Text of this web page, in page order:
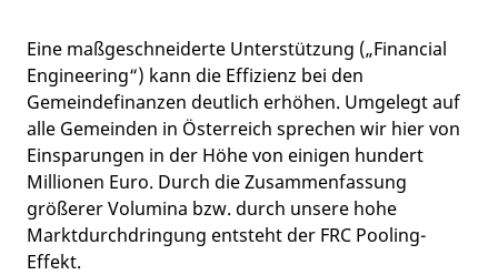
Eine maßgeschneiderte Unterstützung („Financial
Engineering“) kann die Effizienz bei den
Gemeindefinanzen deutlich erhöhen. Umgelegt auf
alle Gemeinden in Österreich sprechen wir hier von
Einsparungen in der Höhe von einigen hundert
Millionen Euro. Durch die Zusammenfassung
größerer Volumina bzw. durch unsere hohe
Marktdurchdringung entsteht der FRC Pooling-
Effekt.